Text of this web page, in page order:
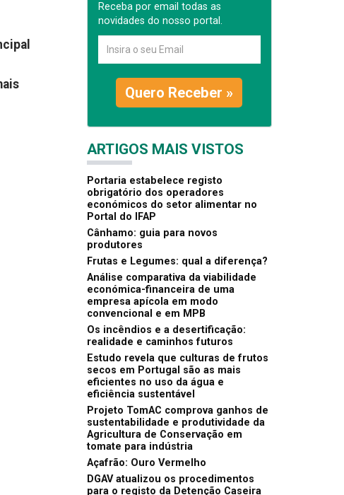
Receba por email todas as
novidades do nosso portal.
Quero Receber »
ARTIGOS MAIS VISTOS
Portaria estabelece registo
obrigatório dos operadores
económicos do setor alimentar no
Portal do IFAP
Cânhamo: guia para novos
produtores
Frutas e Legumes: qual a diferença?
Análise comparativa da viabilidade
económica-financeira de uma
empresa apícola em modo
convencional e em MPB
Os incêndios e a desertificação:
realidade e caminhos futuros
Estudo revela que culturas de frutos
secos em Portugal são as mais
eficientes no uso da água e
eficiência sustentável
Projeto TomAC comprova ganhos de
sustentabilidade e produtividade da
Agricultura de Conservação em
tomate para indústria
Açafrão: Ouro Vermelho
DGAV atualizou os procedimentos
para o registo da Detenção Caseira